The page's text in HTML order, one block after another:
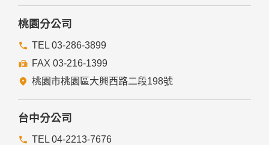
桃園分公司
TEL 03-286-3899
FAX 03-216-1399
桃園市桃園區大興西路二段198號
台中分公司
TEL 04-2213-7676